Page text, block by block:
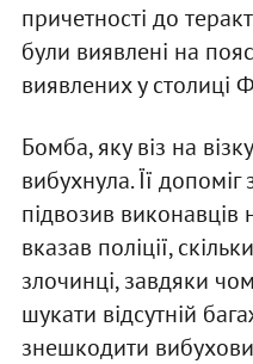
причетності до
були виявлені на
виявлених у столиці
Бомба, яку віз на
вибухнула. Її
підвозив виконавців
вказав поліції,
злочинці, завдяки
шукати відсутній
знешкодити